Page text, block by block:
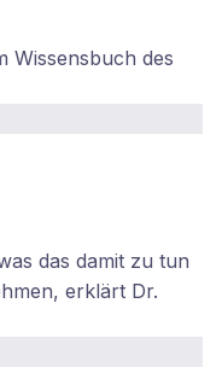
Wissensbuch des
das damit zu tun
erklärt Dr.